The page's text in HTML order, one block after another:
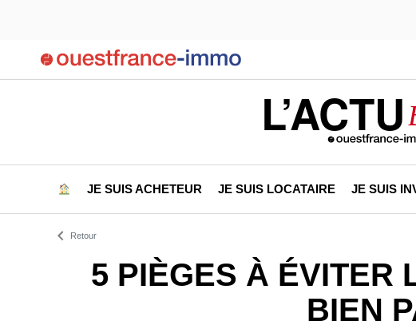
L’ACTU
JE SUIS ACHETEUR JE SUIS LOCATAIRE JE SUIS
Retour
5 PIÈGES À ÉVITER
BIEN